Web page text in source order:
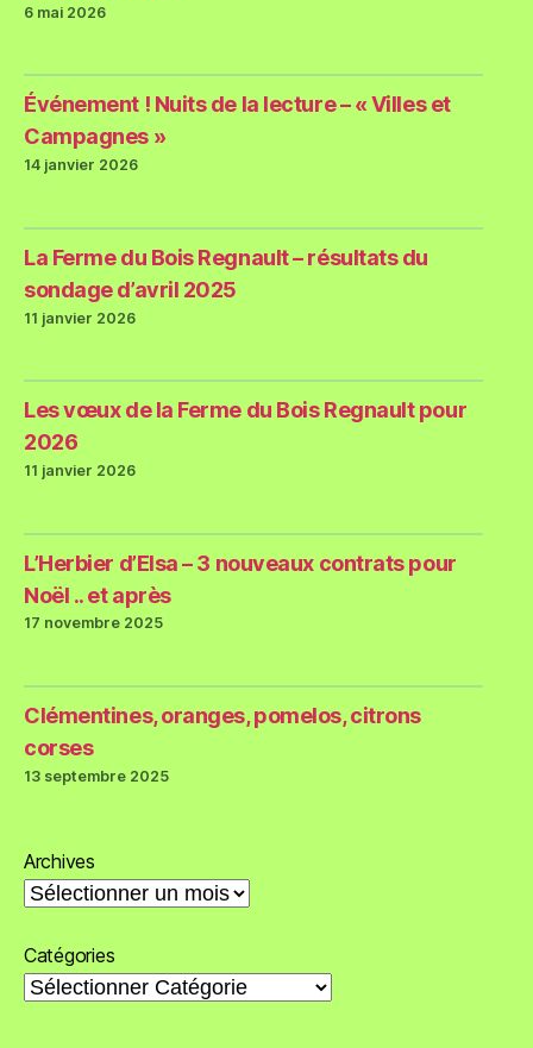
6 mai 2026
Événement ! Nuits de la lecture – « Villes et
Campagnes »
14 janvier 2026
La Ferme du Bois Regnault – résultats du
sondage d’avril 2025
11 janvier 2026
Les vœux de la Ferme du Bois Regnault pour
2026
11 janvier 2026
L’Herbier d’Elsa – 3 nouveaux contrats pour
Noël .. et après
17 novembre 2025
Clémentines, oranges, pomelos, citrons
corses
13 septembre 2025
Archives
Catégories